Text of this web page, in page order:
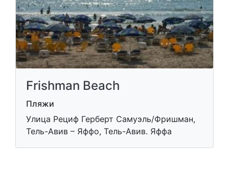
Frishman Beach
Пляжи
Улица Рециф Герберт Самуэль/Фришман,
Тель-Авив – Яффо, Тель-Авив. Яффа